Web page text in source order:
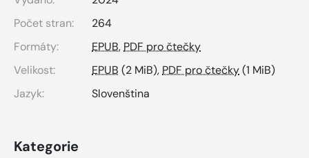
Počet stran:
264
Formáty:
EPUB, PDF pro čtečky
Velikost:
EPUB (2 MiB), PDF pro čtečky(1 MiB)
Jazyk:
Slovenština
Kategorie